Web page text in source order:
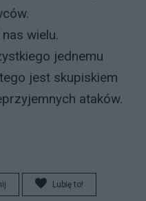
wielu.
jednemu
jest skupiskiem
ataków.
Lubię to!